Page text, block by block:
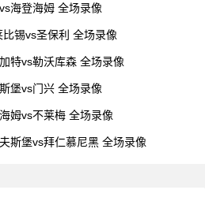
海登海姆 全场录像
锡vs圣保利 全场录像
特vs勒沃库森 全场录像
堡vs门兴 全场录像
姆vs不莱梅 全场录像
斯堡vs拜仁慕尼黑 全场录像